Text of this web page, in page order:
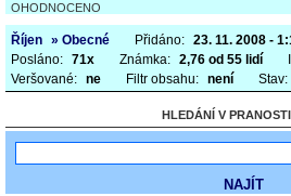
OHODNOCENO
Říjen » Obecné Přidáno: 23. 11. 2008 -
Posláno: 71x Známka: 2,76 od 55 lidí
Veršované: ne Filtr obsahu: není Stav:
HLEDÁNÍ V